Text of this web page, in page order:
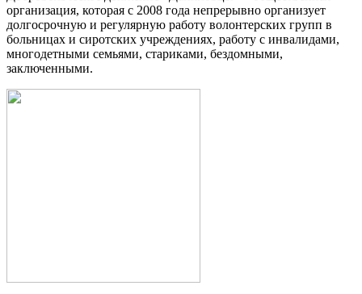
организация, которая с 2008 года непрерывно организует
долгосрочную и регулярную работу волонтерских групп в
больницах и сиротских учреждениях, работу с инвалидами,
многодетными семьями, стариками, бездомными,
заключенными.